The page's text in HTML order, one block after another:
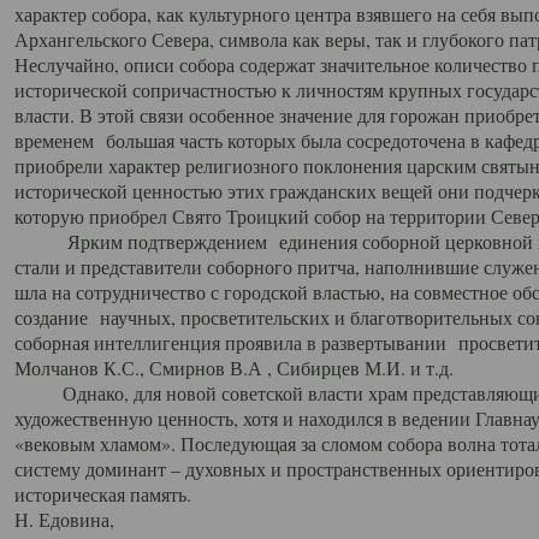
характер собора, как культурного центра взявшего на себя
Архангельского Севера, символа как веры, так и глубокого
Неслучайно, описи собора содержат значительное количество
исторической сопричастностью к личностям крупных
власти. В этой связи особенное значение для горожан
временем большая часть которых была сосредоточена в
приобрели характер религиозного поклонения царским
исторической ценностью этих гражданских вещей они
которую приобрел Свято Троицкий собор на территории
Ярким подтверждением единения соборной церковной
стали и представители соборного притча, наполнившие
шла на сотрудничество с городской властью, на совместное
создание научных, просветительских и благотворительных
соборная интеллигенция проявила в развертывании
Молчанов К.С., Смирнов В.А , Сибирцев М.И. и т.д.
Однако, для новой советской власти храм
художественную ценность, хотя и находился в ведении
«вековым хламом». Последующая за сломом собора волна
систему доминант – духовных и пространственных
историческая память.
Н. Едовина,